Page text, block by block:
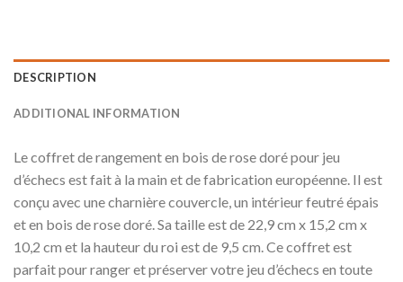
DESCRIPTION
ADDITIONAL INFORMATION
Le coffret de rangement en bois de rose doré pour jeu
d’échecs est fait à la main et de fabrication européenne. Il est
conçu avec une charnière couvercle, un intérieur feutré épais
et en bois de rose doré. Sa taille est de 22,9 cm x 15,2 cm x
10,2 cm et la hauteur du roi est de 9,5 cm. Ce coffret est
parfait pour ranger et préserver votre jeu d’échecs en toute